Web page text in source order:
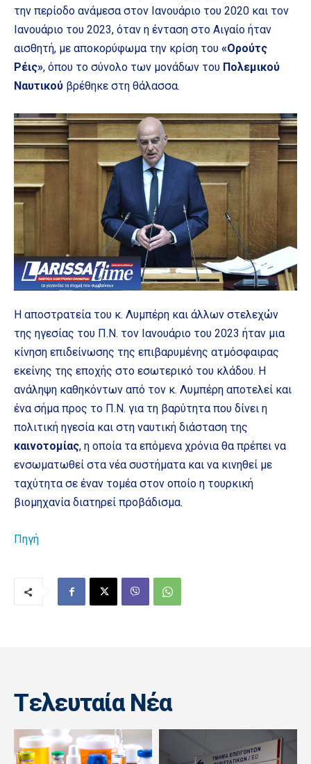
την περίοδο ανάμεσα στον Ιανουάριο του 2020 και τον
Ιανουάριο του 2023, όταν η ένταση στο Αιγαίο ήταν
αισθητή, με αποκορύφωμα την κρίση του «Ορούτς
Ρέις», όπου το σύνολο των μονάδων του Πολεμικού
Ναυτικού βρέθηκε στη θάλασσα.
Η αποστρατεία του κ. Λυμπέρη και άλλων στελεχών
της ηγεσίας του Π.Ν. τον Ιανουάριο του 2023 ήταν μια
κίνηση επιδείνωσης της επιβαρυμένης ατμόσφαιρας
εκείνης της εποχής στο εσωτερικό του κλάδου. Η
ανάληψη καθηκόντων από τον κ. Λυμπέρη αποτελεί και
ένα σήμα προς το Π.Ν. για τη βαρύτητα που δίνει η
πολιτική ηγεσία και στη ναυτική διάσταση της
καινοτομίας, η οποία τα επόμενα χρόνια θα πρέπει να
ενσωματωθεί στα νέα συστήματα και να κινηθεί με
ταχύτητα σε έναν τομέα στον οποίο η τουρκική
βιομηχανία διατηρεί προβάδισμα.
Πηγή
Tελευταία Nέα